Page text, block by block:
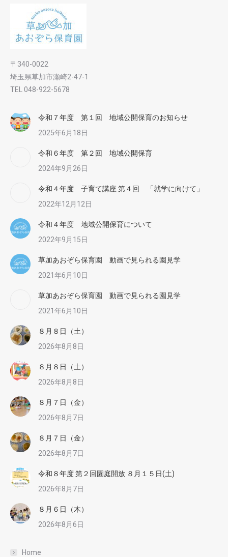
〒340-0022
埼玉県草加市瀬崎2-47-1
TEL 048-922-5678
令和７年度 第１回 地域公開保育のお知らせ
2025年6月18日
令和６年度 第２回 地域公開保育
2024年9月26日
令和４年度 子育て講座 第４回 「就学に向けて」
2022年12月12日
令和４年度 地域公開保育について
2022年9月15日
草加あおぞら保育園 動画で見られる園見学
2021年6月10日
草加あおぞら保育園 動画で見られる園見学
2021年6月10日
８月８日（土）
2026年8月8日
８月８日（土）
2026年8月8日
８月７日（金）
2026年8月7日
８月７日（金）
2026年8月7日
令和８年度 第２回園庭開放 ８月１５日(土)
2026年8月7日
８月６日（木）
2026年8月6日
Home